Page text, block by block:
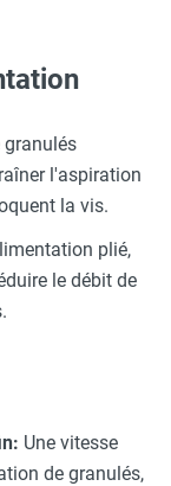
granulés
l'aspiration
la vis.
plié,
le débit de
Une vitesse
de granulés,